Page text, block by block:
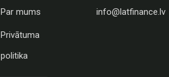
Par mums info@latfinance.lv
Privātuma
politika